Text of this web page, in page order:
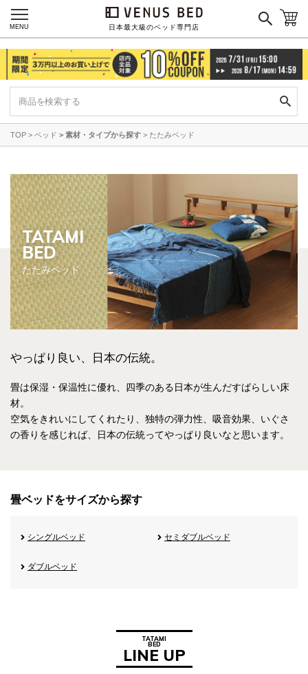
日本最大級のベッド専門店
MENU
TOP ベッド 素材・タイプから探す たたみベッド
TATAMI
BED
たたみベッド
やっぱり良い、日本の伝統。
畳は保湿・保温性に優れ、四季のある日本が生んだすばらしい床
材。
空気をきれいにしてくれたり、独特の弾力性、吸音効果、いぐさ
の香りを感じれば、
日本の伝統ってやっぱり良いなと思います。
畳ベッドをサイズから探す
シングルベッド セミダブルベッド
ダブルベッド
TATAMI
BED
LINE UP